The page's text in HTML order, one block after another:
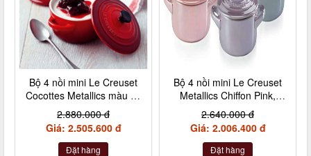
Bộ 4 nồi mini Le Creuset
Cocottes Metallics màu đỏ
cherry 10cm
2.880.000 đ
Giá: 2.505.600 đ
Đặt hàng
Bộ 4 nồi mini Le Creuset
Metallics Chiffon Pink,
Rosenquarz, Violett,
Nebelgrau (hồng đậm,
hồng nhạt, hồng tía, xám)
2.640.000 đ
Giá: 2.006.400 đ
Đặt hàng